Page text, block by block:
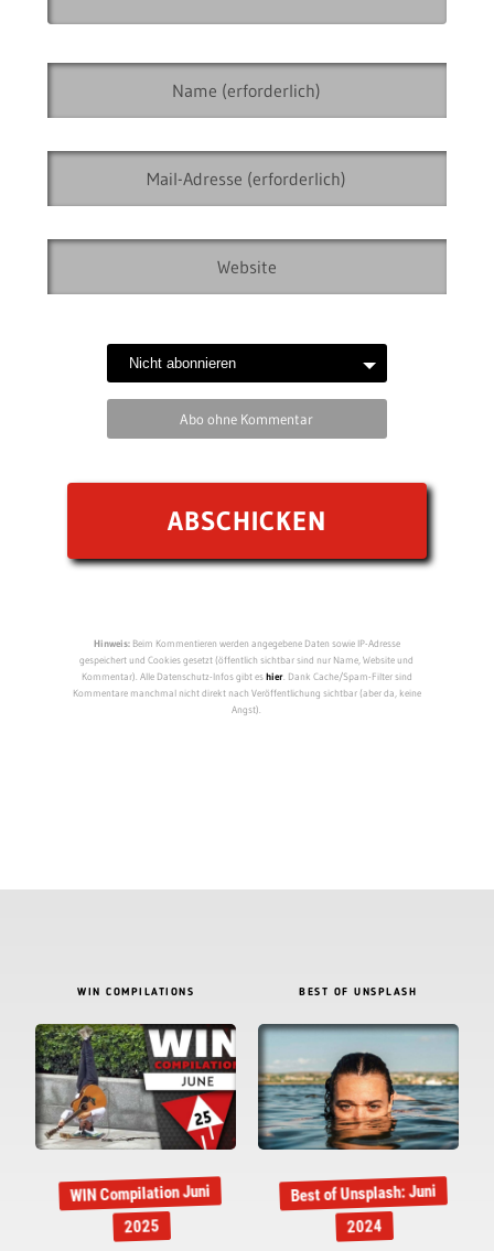
Abo ohne Kommentar
Hinweis:Beim Kommentieren werden angegebene Daten sowie IP-Adresse
gespeichert und Cookies gesetzt (öffentlich sichtbar sind nur Name, Website und
Kommentar). Alle Datenschutz-Infos gibt eshier. Dank Cache/Spam-Filter sind
Kommentare manchmal nicht direkt nach Veröffentlichung sichtbar (aber da, keine
Angst).
WIN COMPILATIONS
WIN Compilation Juni
2025
BEST OF UNSPLASH
Best of Unsplash: Juni
2024